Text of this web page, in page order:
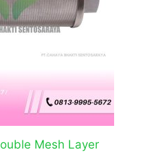
Mesh Layer